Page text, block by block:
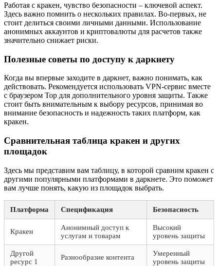
Работая с кракен, чувство безопасности – ключевой аспект.
Здесь важно помнить о нескольких правилах. Во-первых, не
стоит делиться своими личными данными. Использование
анонимных аккаунтов и криптовалюты для расчетов также
значительно снижает риски.
Полезные советы по доступу к даркнету
Когда вы впервые заходите в даркнет, важно понимать, как
действовать. Рекомендуется использовать VPN-сервис вместе
с браузером Тор для дополнительного уровня защиты. Также
стоит быть внимательным к выбору ресурсов, принимая во
внимание безопасность и надежность таких платформ, как
кракен.
Сравнительная таблица кракен и других
площадок
Здесь мы представим вам таблицу, в которой сравним кракен с
другими популярными платформами в даркнете. Это поможет
вам лучше понять, какую из площадок выбрать.
Платформа Спецификация Безопасность
Кракен
Анонимный доступ к
услугам и товарам
Высокий
уровень защиты
Другой
ресурс 1
Разнообразие контента
Умеренный
уровень защиты